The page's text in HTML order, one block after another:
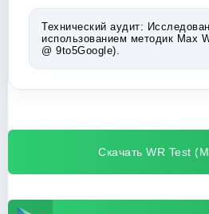
Технический аудит:
использованием методик Max
@ 9to5Google).
Скачать WR Test